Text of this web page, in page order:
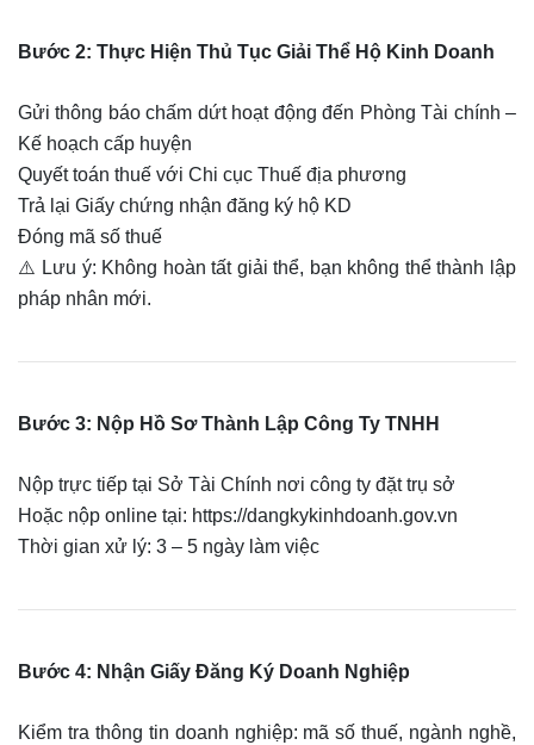
Bước 2: Thực Hiện Thủ Tục Giải Thể Hộ Kinh Doanh
Gửi thông báo chấm dứt hoạt động đến Phòng Tài chính –
Kế hoạch cấp huyện
Quyết toán thuế với Chi cục Thuế địa phương
Trả lại Giấy chứng nhận đăng ký hộ KD
Đóng mã số thuế
⚠️ Lưu ý: Không hoàn tất giải thể, bạn không thể thành lập
pháp nhân mới.
Bước 3: Nộp Hồ Sơ Thành Lập Công Ty TNHH
Nộp trực tiếp tại Sở Tài Chính nơi công ty đặt trụ sở
Hoặc nộp online tại: https://dangkykinhdoanh.gov.vn
Thời gian xử lý: 3 – 5 ngày làm việc
Bước 4: Nhận Giấy Đăng Ký Doanh Nghiệp
Kiểm tra thông tin doanh nghiệp: mã số thuế, ngành nghề,